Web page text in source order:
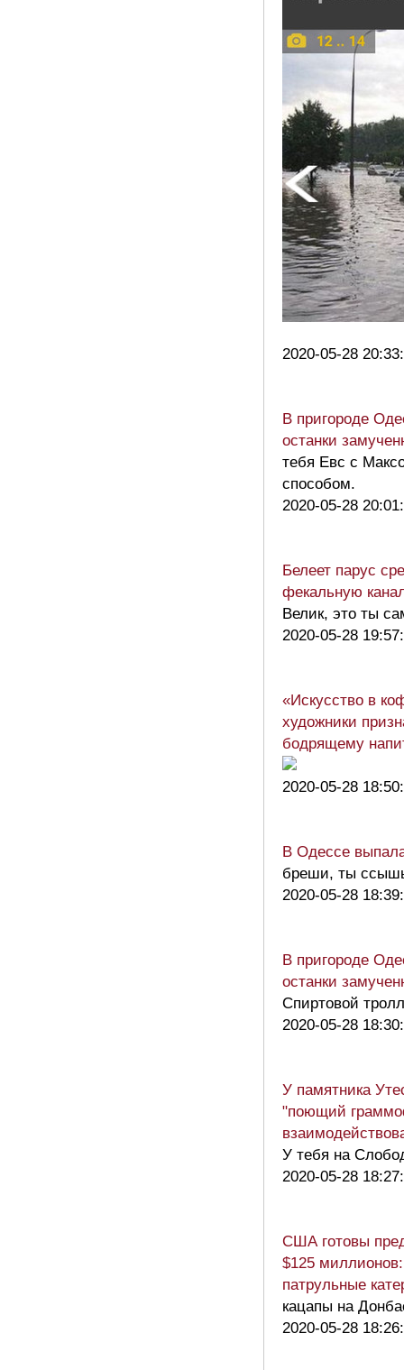
2020-05-28
В пригороде
останки
тебя Евс с
способом.
2020-05-28
Белеет парус
фекальную
Велик, это ты
2020-05-28
«Искусство в
художники
бодрящему
2020-05-28
В Одессе
бреши, ты
2020-05-28
В пригороде
останки
Спиртовой
2020-05-28
У памятника
"поющий
У тебя на
2020-05-28
США готовы
$125
патрульные
кацапы на
2020-05-28